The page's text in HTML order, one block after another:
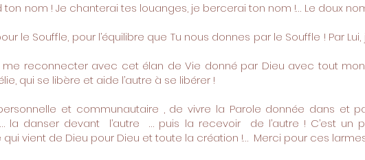
ton nom ! Je chanterai tes louanges, je bercerai ton nom !… Le doux
le Souffle, pour l’équilibre que Tu nous donnes par le Souffle ! Par
me reconnecter avec cet élan de Vie donné par Dieu avec tout
qui se libère et aide l’autre à se libérer !
et communautaire , de vivre la Parole donnée dans et
la danser devant l’autre … puis la recevoir de l’autre ! C’est un
vient de Dieu pour Dieu et toute la création !… Merci pour ces